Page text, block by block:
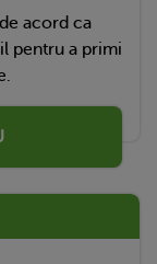
acord ca
pentru a primi